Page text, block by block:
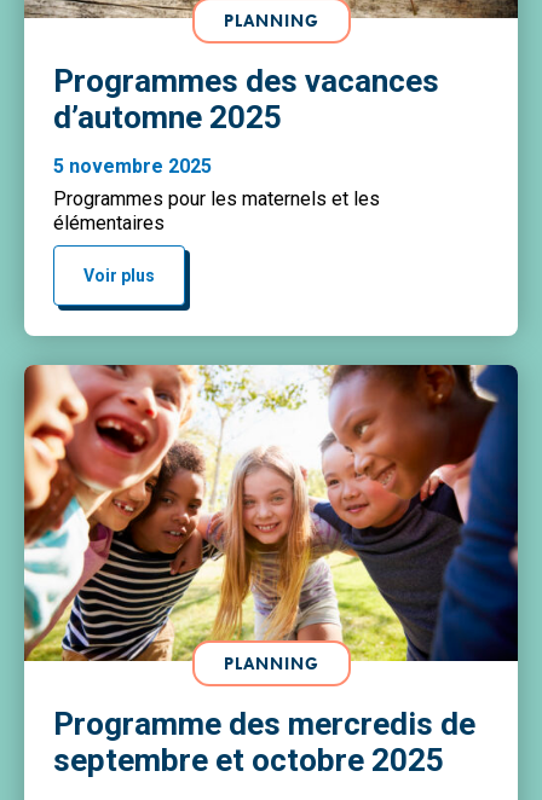
PLANNING
Programmes des vacances
d’automne 2025
5 novembre 2025
Programmes pour les maternels et les
élémentaires
Voir plus
PLANNING
Programme des mercredis de
septembre et octobre 2025